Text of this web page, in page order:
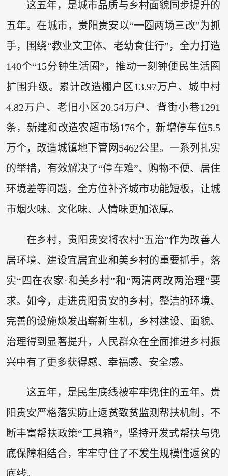
这五年，是城市品质与乡村面貌同步提升的
五年。在城市，贵阳贵安以“一圈两场三改”为抓
手，围绕“教业文卫体、老幼食住行”，全力打造
140个“15分钟生活圈”，推动一刻钟便民生活圈
扩围升级。累计改造棚户区13.97万户、城中村
4.82万户、老旧小区20.54万户、背街小巷1291
条，新建和改造农超市场176个，新增停车位5.5
万个，改造城镇地下管网5462公里。一系列扎实
的举措，有效解决了“停车难”、购物不便、居住
环境差等问题，全方位补齐城市功能短板，让城
市烟火味、文化味、人情味更加浓厚。
在乡村，贵阳贵安将农村“五治”作为改善人
居环境、建设宜居宜业和美乡村的重要抓手，落
实“四在农家·和美乡村”和“两清两改两治理”要
求。如今，走进贵阳贵安的乡村，整洁的环境、
完善的设施焕发出崭新生机，乡村建设、面貌、
治理得到显著提升，人民群众在全面推进乡村振
兴中有了更多获得感、幸福感、安全感。
这五年，是民生底线被牢牢兜住的五年。贵
阳贵安严格落实防止返贫致贫监测帮扶机制，不
断丰富帮扶政策“工具箱”，坚持开发式帮扶与兜
底保障相结合，牢牢守住了不发生规模性返贫的